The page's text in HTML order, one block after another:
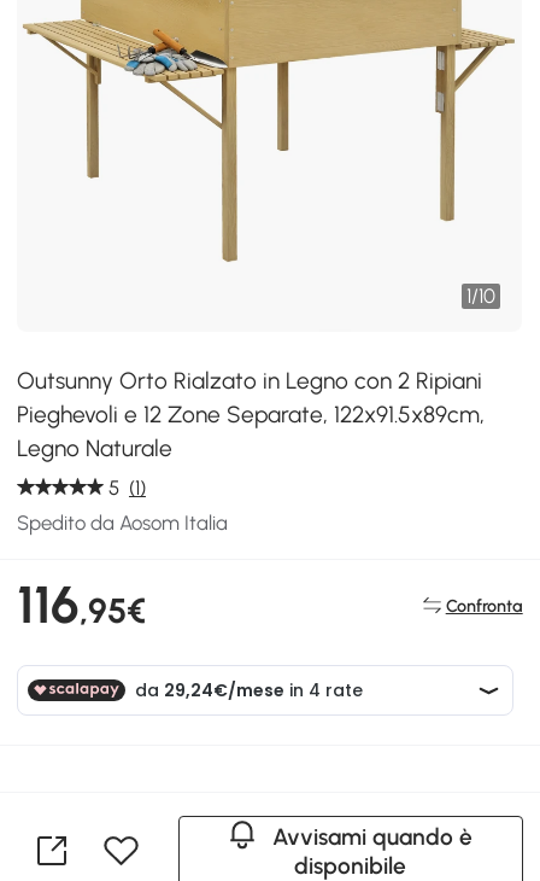
1/10
Outsunny Orto Rialzato in Legno con 2 Ripiani
Pieghevoli e 12 Zone Separate, 122x91.5x89cm,
Legno Naturale
5 (1)
Spedito da Aosom Italia
116,95€ Confronta
Avvisami quando è
disponibile